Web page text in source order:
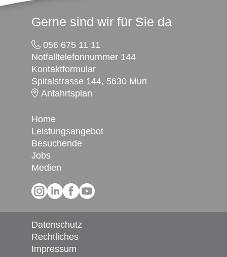
Footer
Social Media
Home
Leistungsangebot
Besuchende
Jobs
Medien
Gerne sind wir für Sie da
056 675 11 11
Notfalltelefonnummer 144
Kontaktformular
Spitalstrasse 144, 5630 Muri
Anfahrtsplan
Datenschutz
Rechtliches
Impressum